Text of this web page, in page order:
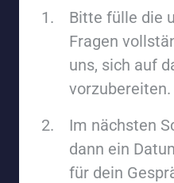
Bitte fülle die
Fragen
uns, sich auf
vorzubereiten.
Im nächsten
dann ein
für dein